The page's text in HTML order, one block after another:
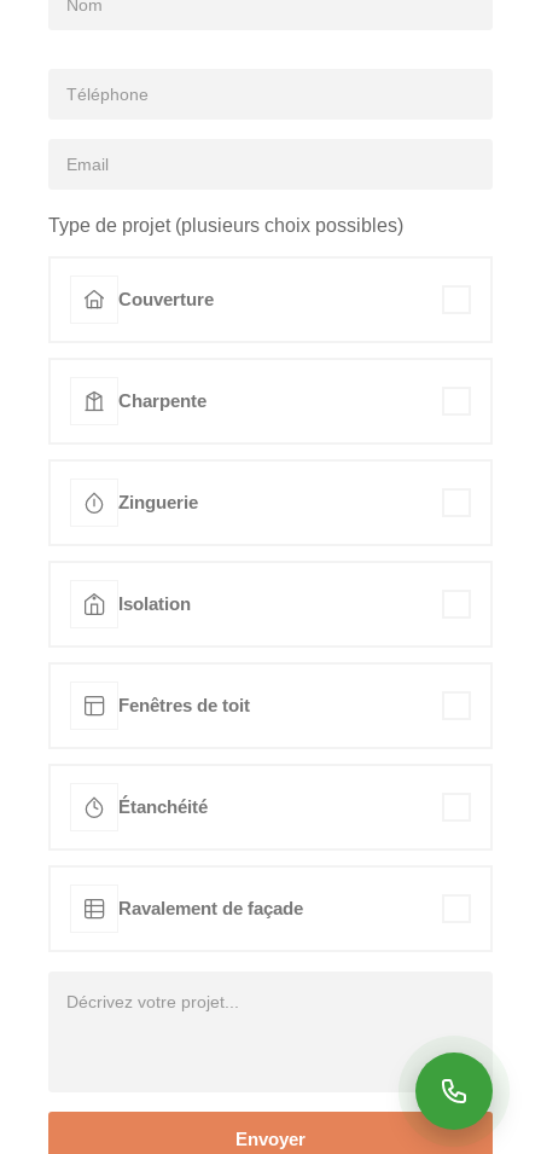
Type de projet (plusieurs choix possibles)
Couverture
Charpente
Zinguerie
Isolation
Fenêtres de toit
Étanchéité
Ravalement de façade
Envoyer